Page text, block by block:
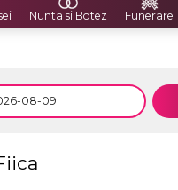
Nunta si Botez Funerare